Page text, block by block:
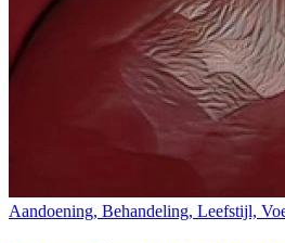
Aandoening, Behandeling, Leefstijl,